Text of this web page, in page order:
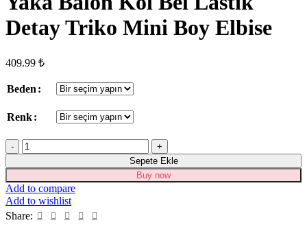
Detay Triko Mini Boy Elbise
409.99 ₺
Beden
Renk
Kadın
Uzun
Kollu
Bisiklet
Yaka
Balon
Kol
Sepete Ekle
Buy now
Add to compare
Add to wishlist
Share: